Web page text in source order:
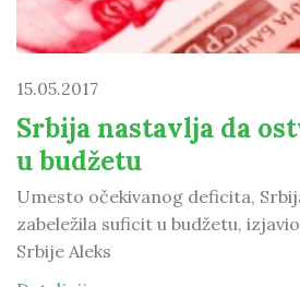
15.05.2017
Srbija nastavlja da
u budžetu
Umesto očekivanog deficita,
zabeležila suficit u budžetu,
Srbije Aleks